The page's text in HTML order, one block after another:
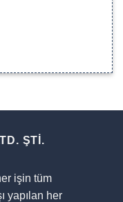
ŞTİ.
işin tüm
yapılan her